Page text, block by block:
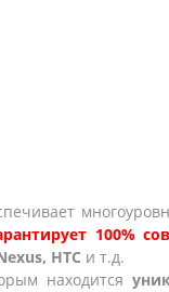
100%
HTC и т.д.
находится